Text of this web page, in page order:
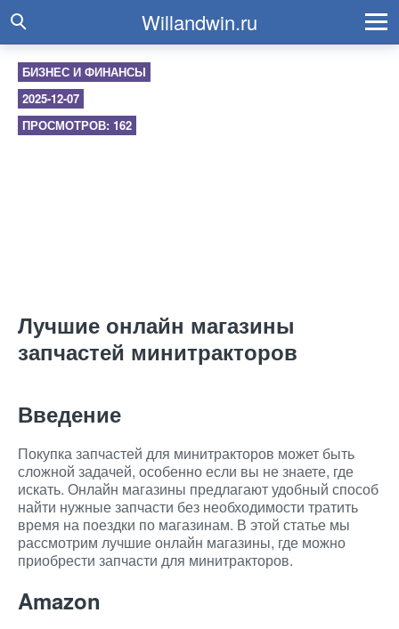
Willandwin.ru
БИЗНЕС И ФИНАНСЫ
2025-12-07
ПРОСМОТРОВ: 162
Лучшие онлайн магазины
запчастей минитракторов
Введение
Покупка запчастей для минитракторов может быть
сложной задачей, особенно если вы не знаете, где
искать. Онлайн магазины предлагают удобный способ
найти нужные запчасти без необходимости тратить
время на поездки по магазинам. В этой статье мы
рассмотрим лучшие онлайн магазины, где можно
приобрести запчасти для минитракторов.
Amazon